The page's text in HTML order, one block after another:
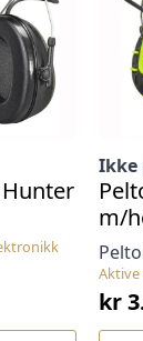
Hunter
Ikke
m/
kr